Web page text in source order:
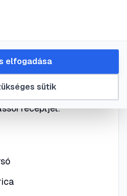
húsétel – gondoljuk mi
pirított húst
ízletes fogás lehet, ha
Na meg az
receptjét.
sütik
elfogadása